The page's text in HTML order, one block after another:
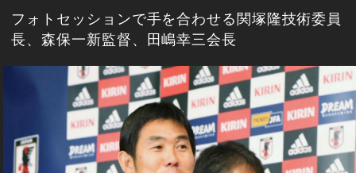
フォトセッションで手を合わせる関塚隆技術委員
長、森保一新監督、田嶋幸三会長